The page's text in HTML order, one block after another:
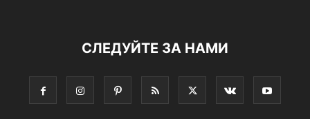
СЛЕДУЙТЕ ЗА НАМИ